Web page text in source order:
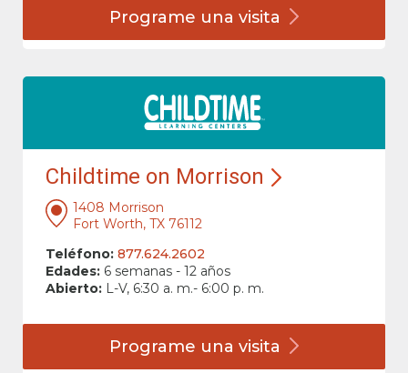
Programe una visita
Childtime on Morrison
1408 Morrison
Fort Worth, TX 76112
Teléfono: 877.624.2602
Edades: 6 semanas - 12 años
Abierto: L-V, 6:30 a. m.- 6:00 p. m.
Programe una visita